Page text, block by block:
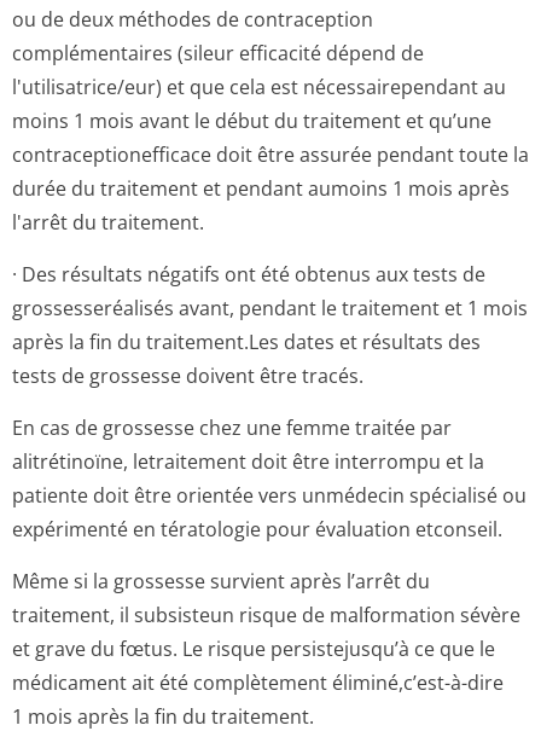
ou de deux méthodes de contraception
complémentaires (sileur efficacité dépend de
l'utilisatrice/eur) et que cela est nécessairependant au
moins 1 mois avant le début du traitement et qu’une
contraceptionef­ficace doit être assurée pendant toute la
durée du traitement et pendant aumoins 1 mois après
l'arrêt du traitement.
· Des résultats négatifs ont été obtenus aux tests de
grossesseréalisés avant, pendant le traitement et 1 mois
après la fin du traitement.Les dates et résultats des
tests de grossesse doivent être tracés.
En cas de grossesse chez une femme traitée par
alitrétinoïne, letraitement doit être interrompu et la
patiente doit être orientée vers unmédecin spécialisé ou
expérimenté en tératologie pour évaluation etconseil.
Même si la grossesse survient après l’arrêt du
traitement, il subsisteun risque de malformation sévère
et grave du fœtus. Le risque persistejusqu’à ce que le
médicament ait été complètement éliminé,c’est-à-dire
1 mois après la fin du traitement.